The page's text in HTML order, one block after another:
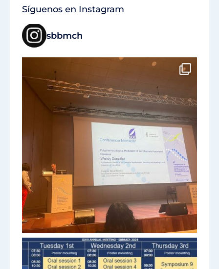
Síguenos en Instagram
sbbmch